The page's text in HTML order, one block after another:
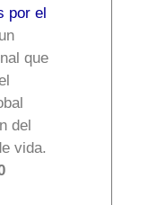
por el
que
del
vida.